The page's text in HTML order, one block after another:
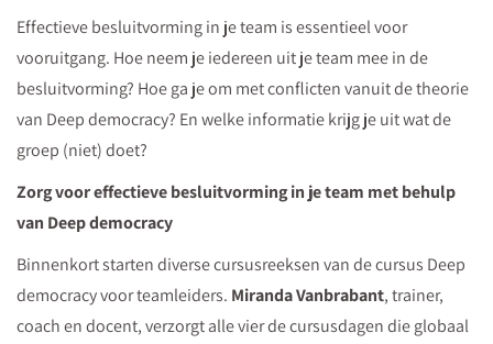
deze
download!
Effectieve besluitvorming in je team is essentieel voor
vooruitgang. Hoe neem je iedereen uit je team mee in de
besluitvorming? Hoe ga je om met conflicten vanuit de theorie
van Deep democracy? En welke informatie krijg je uit wat de
groep (niet) doet?
Zorg voor effectieve besluitvorming in je team met behulp
van Deep democracy
Binnenkort starten diverse cursusreeksen van de cursus Deep
democracy voor teamleiders. Miranda Vanbrabant, trainer,
coach en docent, verzorgt alle vier de cursusdagen die globaal